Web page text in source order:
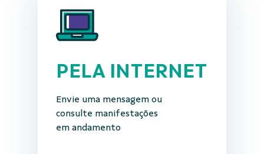
PELA INTERNET
Envie uma mensagem ou
consulte manifestações
em andamento